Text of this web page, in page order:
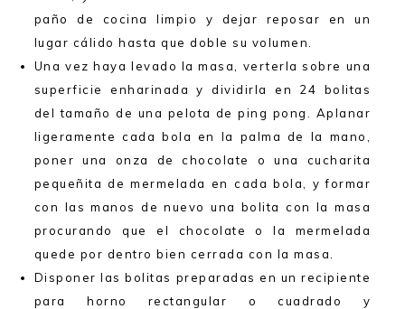
paño de cocina limpio y dejar reposar en un
lugar cálido hasta que doble su volumen.
Una vez haya levado la masa, verterla sobre una
superficie enharinada y dividirla en 24 bolitas
del tamaño de una pelota de ping pong. Aplanar
ligeramente cada bola en la palma de la mano,
poner una onza de chocolate o una cucharita
pequeñita de mermelada en cada bola, y formar
con las manos de nuevo una bolita con la masa
procurando que el chocolate o la mermelada
quede por dentro bien cerrada con la masa.
Disponer las bolitas preparadas en un recipiente
para horno rectangular o cuadrado y